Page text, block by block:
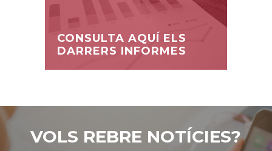
CONSULTA AQUÍ ELS
DARRERS INFORMES
VOLS REBRE NOTÍCIES?